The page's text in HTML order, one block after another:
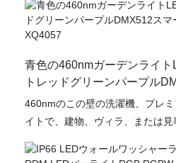
択となっています。 1フィートか
長さで利用できるこれらの汎用性
す
青色の460nmガーデンライ
トレッドグリーンパープル
ントロールYY-XQ4057
460nmのこの壁の洗濯機、プレ
イトで、建物、ヴィラ、または見
の汎用性の高いライトは、460nm